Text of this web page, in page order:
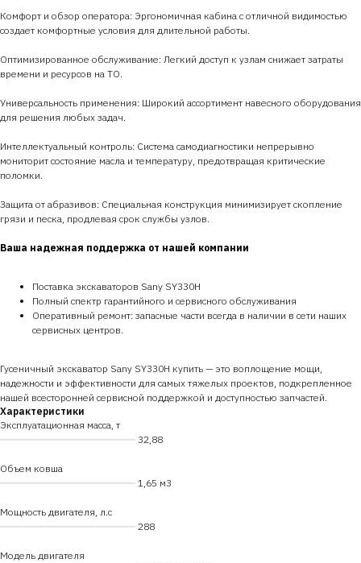
Комфорт и обзор оператора: Эргономичная кабина с отличной видимостью
создает комфортные условия для длительной работы.
Оптимизированное обслуживание: Легкий доступ к узлам снижает затраты
времени и ресурсов на ТО.
Универсальность применения: Широкий ассортимент навесного оборудования
для решения любых задач.
Интеллектуальный контроль: Система самодиагностики непрерывно
мониторит состояние масла и температуру, предотвращая критические
поломки.
Защита от абразивов: Специальная конструкция минимизирует скопление
грязи и песка, продлевая срок службы узлов.
Ваша надежная поддержка от нашей компании
Поставка экскаваторов Sany SY330H
Полный спектр гарантийного и сервисного обслуживания
Оперативный ремонт: запасные части всегда в наличии в сети наших
сервисных центров.
Гусеничный экскаватор Sany SY330H купить — это воплощение мощи,
надежности и эффективности для самых тяжелых проектов, подкрепленное
нашей всесторонней сервисной поддержкой и доступностью запчастей.
Характеристики
Эксплуатационная масса, т
━━━━━━━━━━━━━━━━━━━━━━━━ 32,88
Объем ковша
━━━━━━━━━━━━━━━━━━━━━━━━ 1,65 м3
Мощность двигателя, л.с
━━━━━━━━━━━━━━━━━━━━━━━━ 288
Модель двигателя